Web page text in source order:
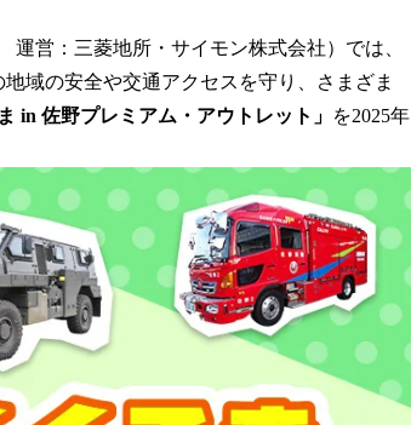
！
数
を
込
み
で
す
営：三菱地所・サイモン株式会社）では、
域の安全や交通アクセスを守り、さまざま
in 佐野プレミアム・アウトレット」 を2025年